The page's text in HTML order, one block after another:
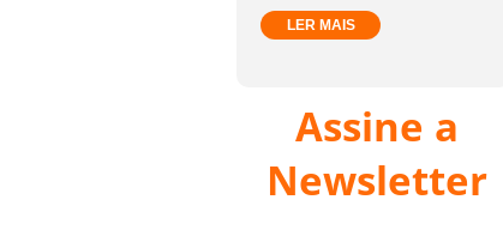
LER MAIS
Assine a
Newsletter